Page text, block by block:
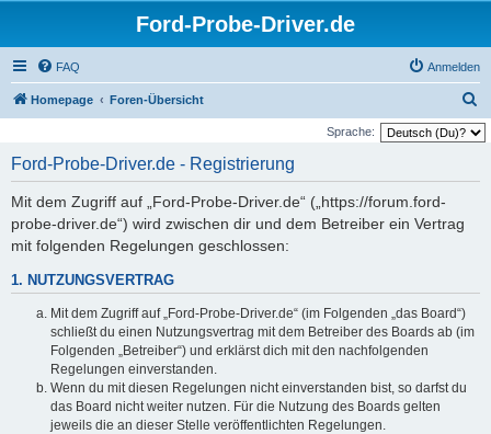
Ford-Probe-Driver.de
FAQ Anmelden
Homepage Foren-Übersicht
u
Sprache:
Ford-Probe-Driver.de - Registrierung
Mit dem Zugriff auf „Ford-Probe-Driver.de“ („https://forum.ford-
probe-driver.de“) wird zwischen dir und dem Betreiber ein Vertrag
mit folgenden Regelungen geschlossen:
1. NUTZUNGSVERTRAG
Mit dem Zugriff auf „Ford-Probe-Driver.de“ (im Folgenden „das Board“)
schließt du einen Nutzungsvertrag mit dem Betreiber des Boards ab (im
Folgenden „Betreiber“) und erklärst dich mit den nachfolgenden
Regelungen einverstanden.
Wenn du mit diesen Regelungen nicht einverstanden bist, so darfst du
das Board nicht weiter nutzen. Für die Nutzung des Boards gelten
jeweils die an dieser Stelle veröffentlichten Regelungen.